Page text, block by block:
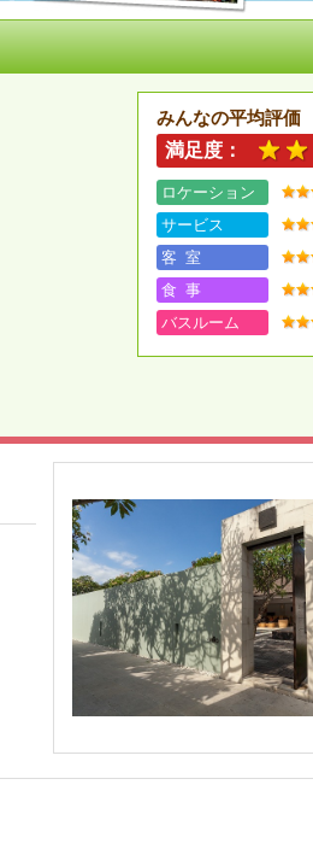
みんなの平均評価
満足度：
ロケーション
サービス
客室
食事
バスルーム